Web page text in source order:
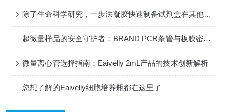
除了生命科学研究，一步法凝胶快速制备试剂盒在其他领域有应用吗？
超微量样品的安全守护者：BRAND PCR条管与板膜密封技术研究
微量离心管选择指南：Eaivelly 2mL产品的技术创新解析
您想了解的Eaivelly细胞培养瓶都在这里了